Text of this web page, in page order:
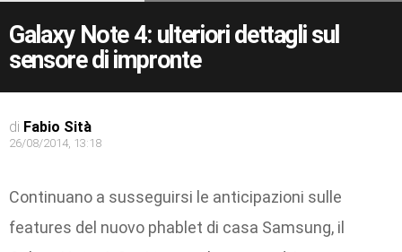
Galaxy Note 4: ulteriori dettagli sul
sensore di impronte
di Fabio Sità
26/08/2014, 13:18
Continuano a susseguirsi le anticipazioni sulle
features del nuovo phablet di casa Samsung, il